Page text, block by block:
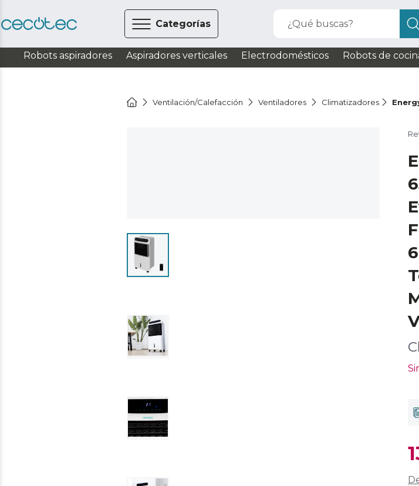
Categorías ¿Qué buscas?
Robots aspiradores Aspiradores verticales Electrodomésticos Robots de
Ventilación/Calefacción Ventiladores Climatizadores